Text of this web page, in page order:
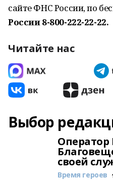
сайте ФНС России, по
России 8-800-222-22-22.
Читайте нас
Выбор
своей
Время героев